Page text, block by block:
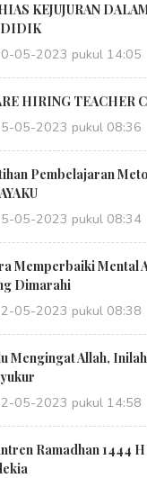
KEJUJURAN
05-2023 pukul 14:05
HIRING TEACHER
05-2023 pukul 08:36
Pembelajaran
05-2023 pukul 08:34
Memperbaiki Mental
Dimarahi
05-2023 pukul 08:38
Mengingat Allah,
05-2023 pukul 14:58
Ramadhan 1444